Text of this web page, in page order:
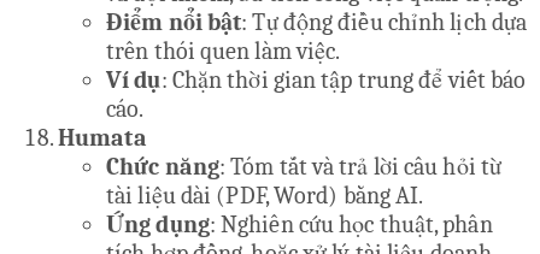
Điểm nổi bật: Tự động điều chỉnh lịch dựa
trên thói quen làm việc.
Ví dụ: Chặn thời gian tập trung để viết báo
cáo.
Humata
Chức năng: Tóm tắt và trả lời câu hỏi từ
tài liệu dài (PDF, Word) bằng AI.
Ứng dụng: Nghiên cứu học thuật, phân